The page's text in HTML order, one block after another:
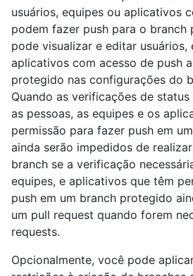
usuários, equipes ou aplicativos
podem fazer push para o branch
pode visualizar e editar usuários,
aplicativos com acesso de push
protegido nas configurações do
Quando as verificações de status
as pessoas, as equipes e os
permissão para fazer push em
ainda serão impedidos de
branch se a verificação
equipes, e aplicativos que têm
push em um branch protegido
um pull request quando forem
requests.
Opcionalmente, você pode